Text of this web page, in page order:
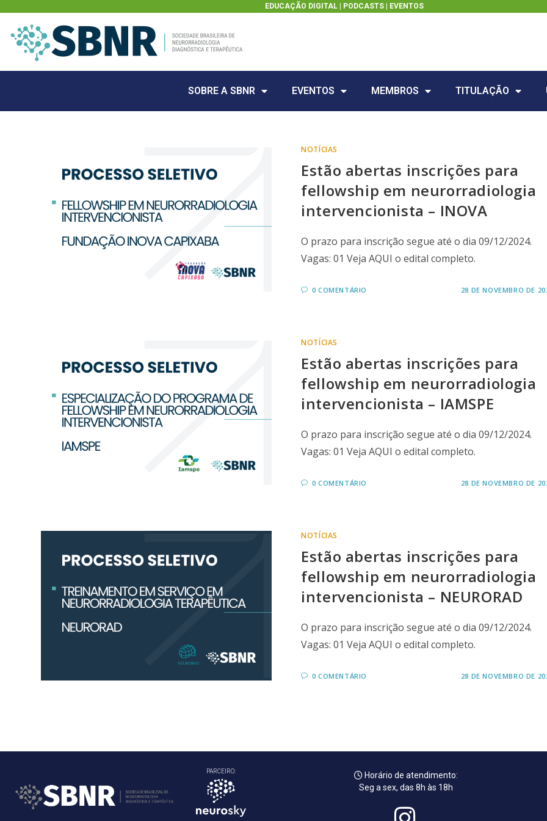
EDUCAÇÃO DIGITAL | PODCASTS EVENTOS
SOBRE A SBNR EVENTOS MEMBROS TITULAÇÃO
NOTÍCIAS
Estão abertas inscrições para
fellowship em neurorradiologia
intervencionista – INOVA
O prazo para inscrição segue até o dia 09/12/2024.
Vagas: 01 Veja AQUI o edital completo.
0 COMENTÁRIO 28 DE NOVEMBRO DE
NOTÍCIAS
Estão abertas inscrições para
fellowship em neurorradiologia
intervencionista – IAMSPE
O prazo para inscrição segue até o dia 09/12/2024.
Vagas: 01 Veja AQUI o edital completo.
0 COMENTÁRIO 28 DE NOVEMBRO DE
NOTÍCIAS
Estão abertas inscrições para
fellowship em neurorradiologia
intervencionista – NEURORAD
O prazo para inscrição segue até o dia 09/12/2024.
Vagas: 01 Veja AQUI o edital completo.
0 COMENTÁRIO 28 DE NOVEMBRO DE
PARCEIRO:
Horário de atendimento:
Seg a sex, das 8h às 18h